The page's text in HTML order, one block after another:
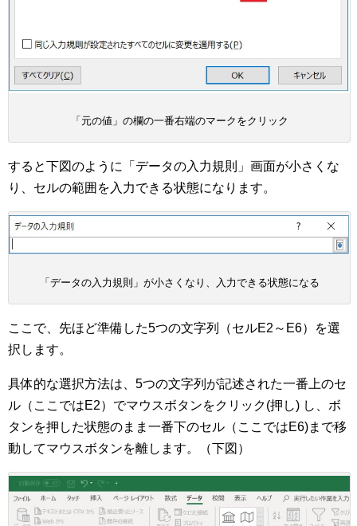
「元の値」の欄の一番右端のマークをクリック
すると下図のように「データの入力規則」画面が小さくな
り、セルの範囲を入力できる状態になります。
「データの入力規則」が小さくなり、入力できる状態になる
ここで、先ほど準備した5つの文字列（セルE2～E6）を選
択します。
具体的な選択方法は、5つの文字列が記述された一番上のセ
ル（ここではE2）でマウスボタンをクリック(押し) し、ボ
タンを押した状態のまま一番下のセル（ここではE6)まで移
動してマウスボタンを離します。（下図）